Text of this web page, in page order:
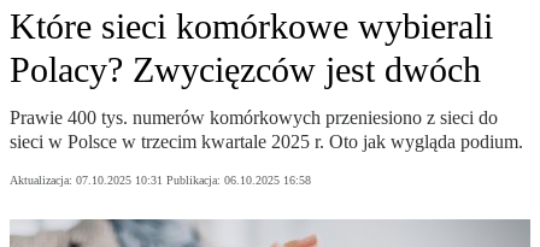
Które sieci komórkowe wybierali
Polacy? Zwycięzców jest dwóch
Prawie 400 tys. numerów komórkowych przeniesiono z sieci do
sieci w Polsce w trzecim kwartale 2025 r. Oto jak wygląda podium.
Aktualizacja: 07.10.2025 10:31 Publikacja: 06.10.2025 16:58